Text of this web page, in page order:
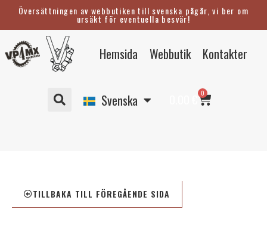
Hoppa
innehåll
Översättningen av webbutiken till svenska pågår, vi ber om
ursäkt för eventuella besvär!
Hemsida Webbutik Kontakter
Svenska
English
Deutsch
0
Varukorg
TILLBAKA TILL FÖREGÅENDE SIDA